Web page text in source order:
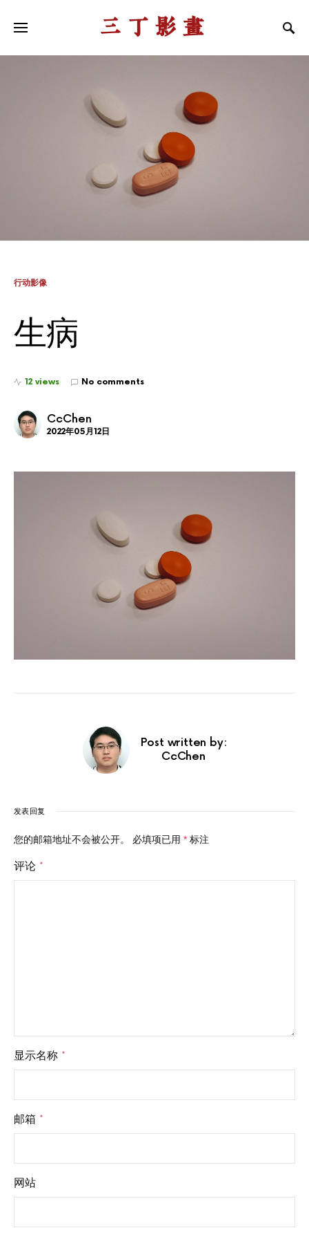
三丁影画
行动影像
生病
12 views No comments
CcChen
2022年05月12日
Post written by:
CcChen
发表回复
您的邮箱地址不会被公开。 必填项已用 * 标注
评论 *
显示名称 *
邮箱 *
网站